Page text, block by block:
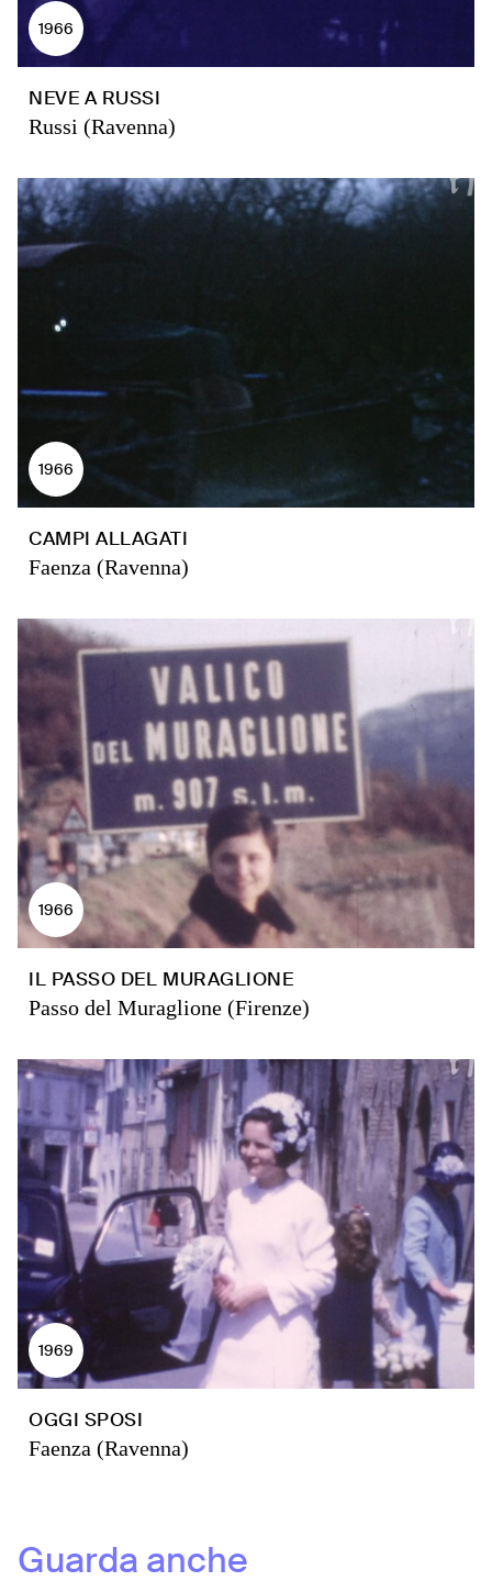
1966
NEVE A RUSSI
Russi (Ravenna)
1966
CAMPI ALLAGATI
Faenza (Ravenna)
1966
IL PASSO DEL MURAGLIONE
Passo del Muraglione (Firenze)
1969
OGGI SPOSI
Faenza (Ravenna)
Guarda anche